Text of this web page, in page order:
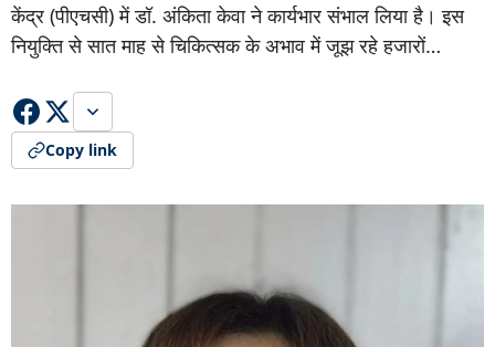
केंद्र (पीएचसी) में डॉ. अंकिता केवा ने कार्यभार संभाल लिया है। इस
नियुक्ति से सात माह से चिकित्सक के अभाव में जूझ रहे हजारों…
Copy link